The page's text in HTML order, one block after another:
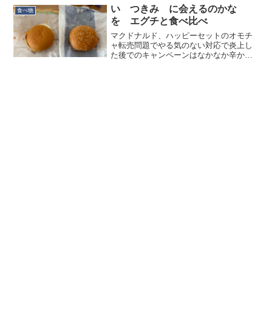
ター基準ではあれは普通なのかー、と思
い、新橋の田宮模型に行...
食べ物
い つきみ に会えるのかな
を エグチと食べ比べ
マクドナルド、ハッピーセットのオモチ
ャ転売問題でやる気のない対応で炎上し
た後でのキャンペーンはなかなか辛かっ